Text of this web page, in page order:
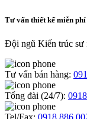
Tư vấn thiết kế miễn phí
Đội ngũ Kiến trúc sư
Tư vấn bán hàng:
Tổng đài (24/7):
Tel/Fax: 0918 886